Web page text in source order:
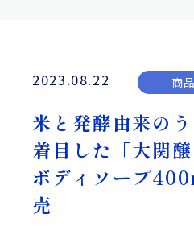
2023.08.22 商品
米と発酵由来の
着目した「大関
ボディソープ
売